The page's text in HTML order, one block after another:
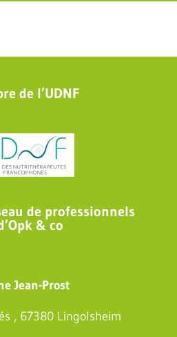
de l’UDNF
de professionnels
& co
Jean-Prost
, 67380 Lingolsheim